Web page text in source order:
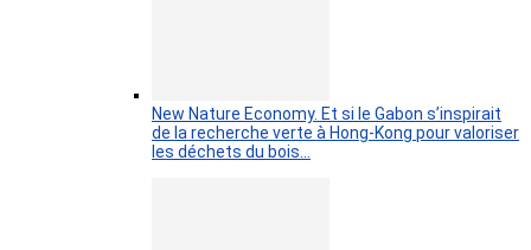
New Nature Economy. Et si le Gabon s’inspirait
de la recherche verte à Hong-Kong pour valoriser
les déchets du bois…